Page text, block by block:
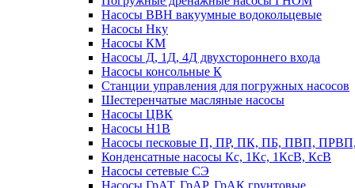
Насосы ВВН вакуумные водокольцевые
Насосы Нку
Насосы КМ
Насосы Д, 1Д, 4Д двухстороннего входа
Насосы консольные К
Станции управления для погружных насосов
Шестеренчатые масляные насосы
Насосы ЦВК
Насосы Н1В
Насосы песковые П, ПР, ПК, ПБ, ПВП,
Конденсатные насосы Кс, 1Кс, 1КсВ, КсВ
Насосы сетевые СЭ
Насосы ГрАТ, ГрАР, ГрАК грунтовые